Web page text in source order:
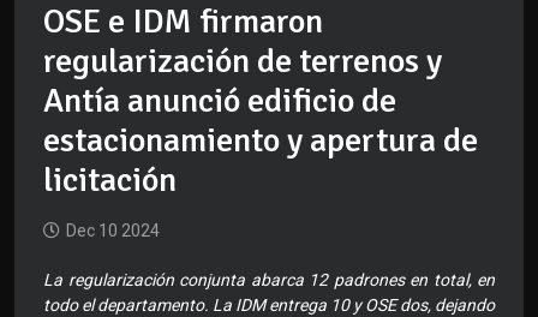
OSE e IDM firmaron
regularización de terrenos y
Antía anunció edificio de
estacionamiento y apertura de
licitación
Dec 10 2024
La regularización conjunta abarca 12 padrones en total, en
todo el departamento. La IDM entrega 10 y OSE dos, dejando